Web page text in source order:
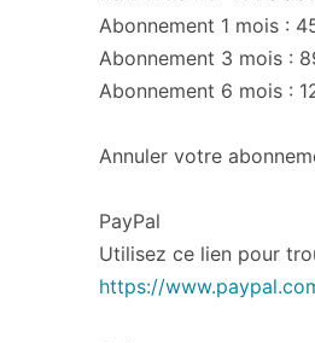
Abonnement 1 mois :
Abonnement 3 mois :
Abonnement 6 mois :
Annuler votre
PayPal
Utilisez ce lien pour
https://